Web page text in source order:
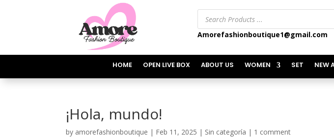
Products
search
Amorefashionboutique1@gmail.com
HOME OPEN LIVE BOX ABOUT US WOMEN SET NEW
¡Hola, mundo!
by amorefashionboutique | Feb 11, 2025 | Sin categoría | 1 comment